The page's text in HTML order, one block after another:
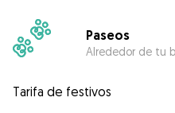
Paseos
Alrededor de tu
Tarifa de festivos